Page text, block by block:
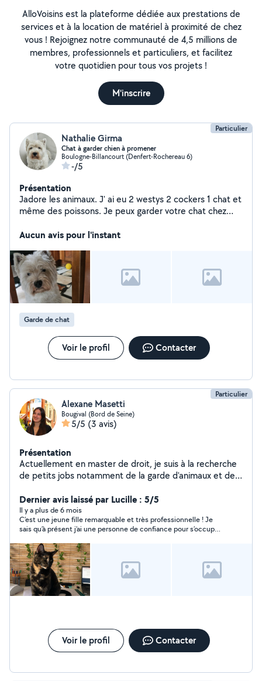
AlloVoisins est la plateforme dédiée aux prestations de
services et à la location de matériel à proximité de chez
vous ! Rejoignez notre communauté de 4,5 millions de
membres, professionnels et particuliers, et facilitez
votre quotidien pour tous vos projets !
M'inscrire
Particulier
Nathalie Girma
Chat à garder chien à promener
Boulogne-Billancourt (Denfert-Rochereau 6)
-/5
Présentation
Jadore les animaux. J' ai eu 2 westys 2 cockers 1 chat et
même des poissons. Je peux garder votre chat chez
ou plus sur Boulogne Billancourt uniquement. Au
pleine, litière nickel, câlins à volonté, photos envoyées
tous les jours... A très vite ...j'espère..
Aucun avis pour l'instant
Garde de chat
Voir le profil Contacter
Particulier
Alexane Masetti
Bougival (Bord de Seine)
5/5 (3 avis)
Présentation
Actuellement en master de droit, je suis à la recherche
de petits jobs notamment de la garde d'animaux et de
personnes qui auraient besoin.
Dernier avis laissé par Lucille : 5/5
Il y a plus de 6 mois
C’est une jeune fille remarquable et très professionnelle ! Je
sais qu’à présent j’ai une personne de confiance pour s’occuper
Voir le profil Contacter